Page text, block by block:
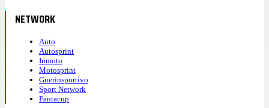
NETWORK
Auto
Autosprint
Inmoto
Motosprint
Guerinsportivo
Sport Network
Fantacup